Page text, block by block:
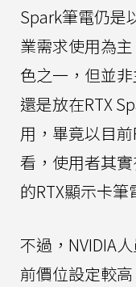
Spark筆電仍是
業需求使用為
色之一，但並
還是放在RTX
用，畢竟以目
看，使用者其
的RTX顯示卡筆
不過，NVIDIA
前價位設定較